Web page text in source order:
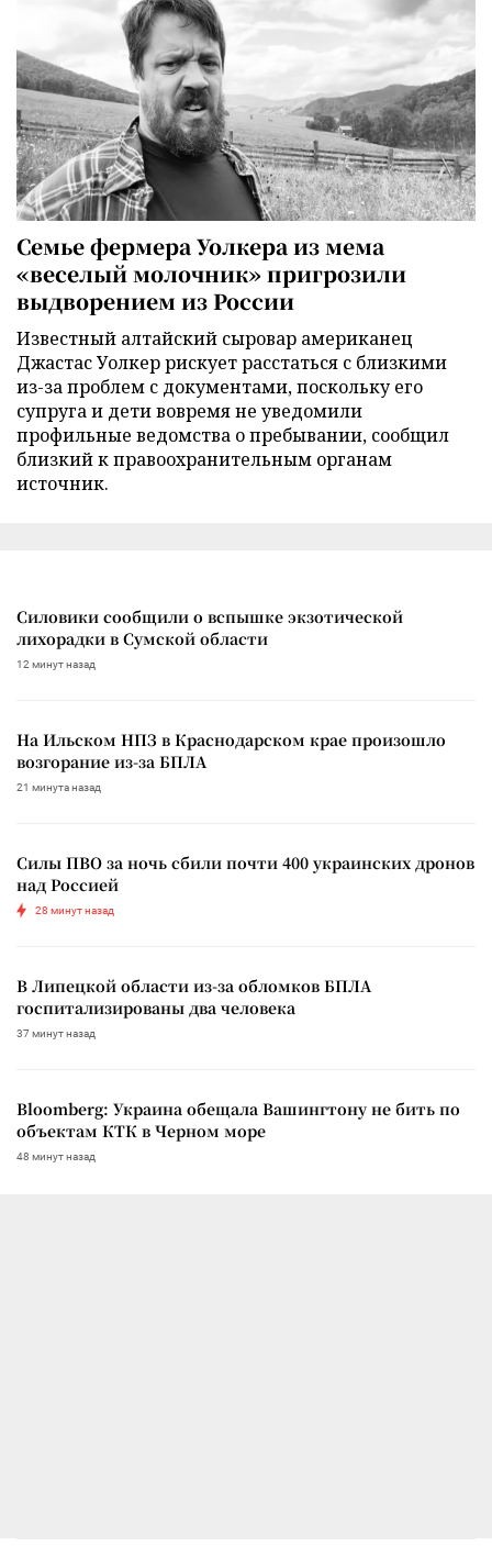
Семье фермера Уолкера из мема
«веселый молочник» пригрозили
выдворением из России
Известный алтайский сыровар американец
Джастас Уолкер рискует расстаться с близкими
из-за проблем с документами, поскольку его
супруга и дети вовремя не уведомили
профильные ведомства о пребывании, сообщил
близкий к правоохранительным органам
источник.
Силовики сообщили о вспышке экзотической
лихорадки в Сумской области
12 минут назад
На Ильском НПЗ в Краснодарском крае произошло
возгорание из-за БПЛА
21 минута назад
Силы ПВО за ночь сбили почти 400 украинских дронов
над Россией
28 минут назад
В Липецкой области из-за обломков БПЛА
госпитализированы два человека
37 минут назад
Bloomberg: Украина обещала Вашингтону не бить по
объектам КТК в Черном море
48 минут назад